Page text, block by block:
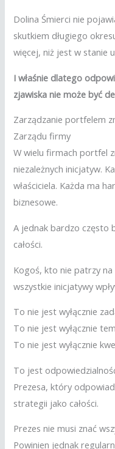
Dolina Śmierci nie
skutkiem długiego
więcej, niż jest w stanie
I właśnie dlatego
zjawiska nie może być
Zarządzanie portfelem
Zarządu firmy
W wielu firmach portfel
niezależnych inicjatyw.
właściciela. Każda ma
biznesowe.
A jednak bardzo często
całości.
Kogoś, kto nie patrzy
wszystkie inicjatywy
To nie jest wyłącznie
To nie jest wyłącznie
To nie jest wyłącznie
To jest
Prezesa, który
strategii jako całości.
Prezes nie musi znać
Powinien jednak